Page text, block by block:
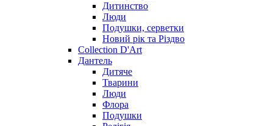
Дитинство
Люди
Подушки, серветки
Новий рік та Різдво
Collection D'Art
Дантель
Дитяче
Тварини
Люди
Флора
Подушки